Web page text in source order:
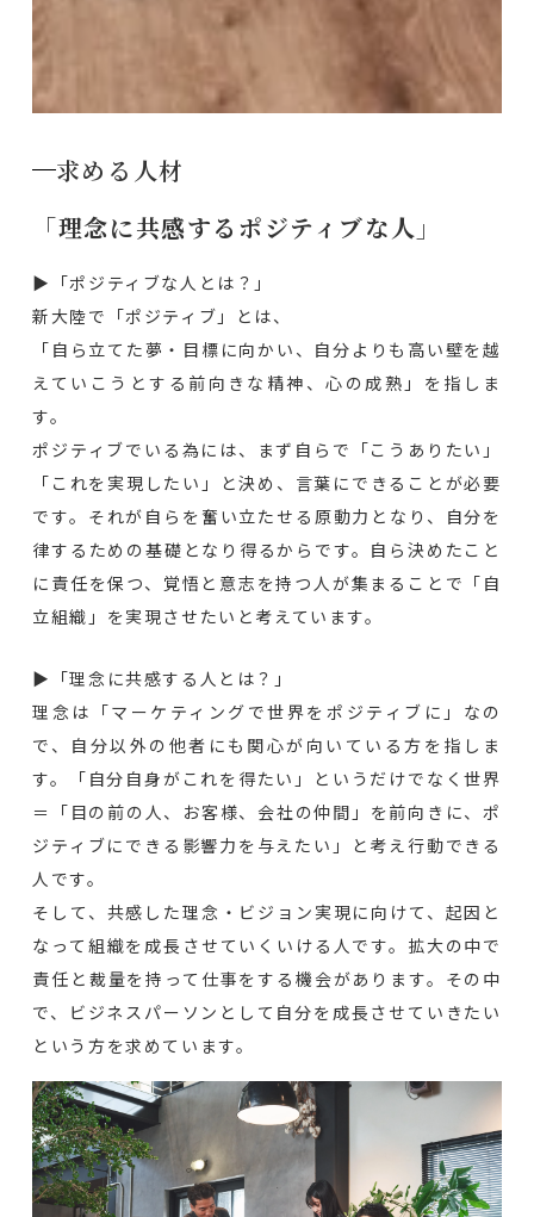
求める人材
「理念に共感するポジティブな人」
▶︎「ポジティブな人とは？」
新大陸で「ポジティブ」とは、
「自ら立てた夢・目標に向かい、自分よりも高い壁を越
えていこうとする前向きな精神、心の成熟」を指しま
す。
ポジティブでいる為には、まず自らで「こうありたい」
「これを実現したい」と決め、言葉にできることが必要
です。それが自らを奮い立たせる原動力となり、自分を
律するための基礎となり得るからです。自ら決めたこと
に責任を保つ、覚悟と意志を持つ人が集まることで「自
立組織」を実現させたいと考えています。
▶︎「理念に共感する人とは？」
理念は「マーケティングで世界をポジティブに」なの
で、自分以外の他者にも関心が向いている方を指しま
す。「自分自身がこれを得たい」というだけでなく世界
＝「目の前の人、お客様、会社の仲間」を前向きに、ポ
ジティブにできる影響力を与えたい」と考え行動できる
人です。
そして、共感した理念・ビジョン実現に向けて、起因と
なって組織を成長させていくいける人です。拡大の中で
責任と裁量を持って仕事をする機会があります。その中
で、ビジネスパーソンとして自分を成長させていきたい
という方を求めています。